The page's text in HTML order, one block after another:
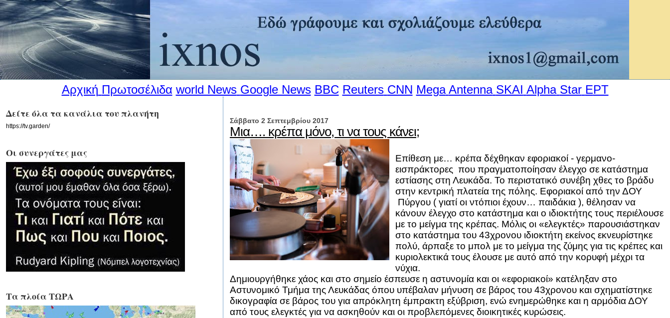
Αρχική Πρωτοσέλιδα world News Google News BBC Reuters CNN Mega Antenna SKAI Alpha Star EΡΤ
Σάββατο 2 Σεπτεμβρίου 2017
Μια…. κρέπα μόνο, τι να τους κάνει;
Επίθεση με… κρέπα δέχθηκαν εφοριακοί - γερμανο-
εισπράκτορες που πραγματοποίησαν έλεγχο σε κατάστημα
εστίασης στη Λευκάδα. Το περιστατικό συνέβη χθες το βράδυ
στην κεντρική πλατεία της πόλης. Εφοριακοί από την ΔΟΥ
Πύργου ( γιατί οι ντόπιοι έχουν… παιδάκια ), θέλησαν να
κάνουν έλεγχο στο κατάστημα και ο ιδιοκτήτης τους περιέλουσε
με το μείγμα της κρέπας. Μόλις οι «ελεγκτές» παρουσιάστηκαν
στο κατάστημα του 43χρονου ιδιοκτήτη εκείνος εκνευρίστηκε
πολύ, άρπαξε το μπολ με το μείγμα της ζύμης για τις κρέπες και
κυριολεκτικά τους έλουσε με αυτό από την κορυφή μέχρι τα
νύχια.
Δημιουργήθηκε χάος και στο σημείο έσπευσε η αστυνομία και οι «εφοριακοί» κατέληξαν στο
Αστυνομικό Τμήμα της Λευκάδας όπου υπέβαλαν μήνυση σε βάρος του 43χρονου και σχηματίστηκε
δικογραφία σε βάρος του για απρόκλητη έμπρακτη εξύβριση, ενώ ενημερώθηκε και η αρμόδια ΔΟΥ
από τους ελεγκτές για να ασκηθούν και οι προβλεπόμενες διοικητικές κυρώσεις.
Δείτε όλα τα κανάλια του πλανήτη
https://tv.garden/
Οι συνεργάτες μας
Τα πλοία ΤΩΡΑ